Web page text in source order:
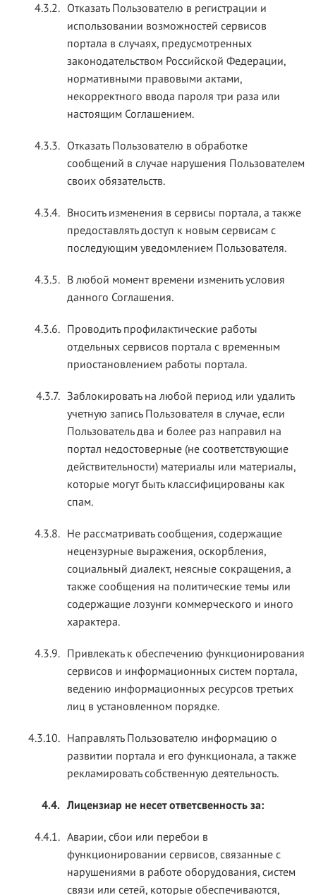
4.3.2. Отказать Пользователю в регистрации и
использовании возможностей сервисов
портала в случаях, предусмотренных
законодательством Российской Федерации,
нормативными правовыми актами,
некорректного ввода пароля три раза или
настоящим Соглашением.
4.3.3. Отказать Пользователю в обработке
сообщений в случае нарушения Пользователем
своих обязательств.
4.3.4. Вносить изменения в сервисы портала, а также
предоставлять доступ к новым сервисам с
последующим уведомлением Пользователя.
4.3.5. В любой момент времени изменить условия
данного Соглашения.
4.3.6. Проводить профилактические работы
отдельных сервисов портала с временным
приостановлением работы портала.
4.3.7. Заблокировать на любой период или удалить
учетную запись Пользователя в случае, если
Пользователь два и более раз направил на
портал недостоверные (не соответствующие
действительности) материалы или материалы,
которые могут быть классифицированы как
спам.
4.3.8. Не рассматривать сообщения, содержащие
нецензурные выражения, оскорбления,
социальный диалект, неясные сокращения, а
также сообщения на политические темы или
содержащие лозунги коммерческого и иного
характера.
4.3.9. Привлекать к обеспечению функционирования
сервисов и информационных систем портала,
ведению информационных ресурсов третьих
лиц в установленном порядке.
4.3.10. Направлять Пользователю информацию о
развитии портала и его функционала, а также
рекламировать собственную деятельность.
4.4. Лицензиар не несет ответсвенность за:
4.4.1. Аварии, сбои или перебои в
функционировании сервисов, связанные с
нарушениями в работе оборудования, систем
связи или сетей, которые обеспечиваются,